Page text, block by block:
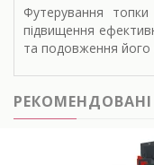
Футерування
підвищення
та подовження його